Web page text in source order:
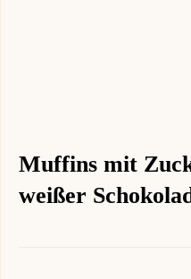
Muffins mit
weißer